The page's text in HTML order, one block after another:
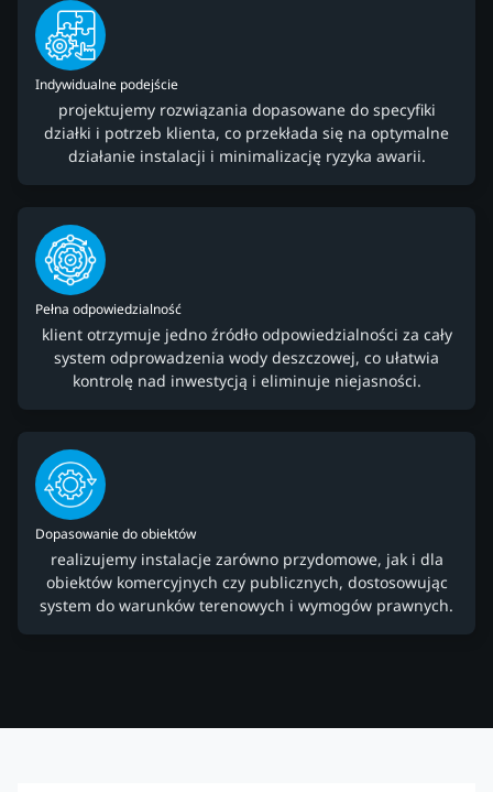
Indywidualne podejście
projektujemy rozwiązania dopasowane do specyfiki
działki i potrzeb klienta, co przekłada się na optymalne
działanie instalacji i minimalizację ryzyka awarii.
Pełna odpowiedzialność
klient otrzymuje jedno źródło odpowiedzialności za cały
system odprowadzenia wody deszczowej, co ułatwia
kontrolę nad inwestycją i eliminuje niejasności.
Dopasowanie do obiektów
realizujemy instalacje zarówno przydomowe, jak i dla
obiektów komercyjnych czy publicznych, dostosowując
system do warunków terenowych i wymogów prawnych.